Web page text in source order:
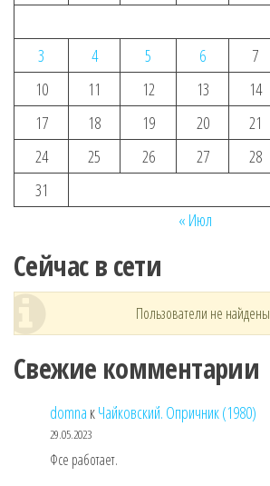
3
4 5 6 7
10
11 12 13 14
17
18 19 20 21
24
25 26 27 28
31
« Июл
Сейчас в сети
Пользователи не найдены
Свежие комментарии
domna кЧайковский. Опричник (1980)
29.05.2023
Фсе работает.